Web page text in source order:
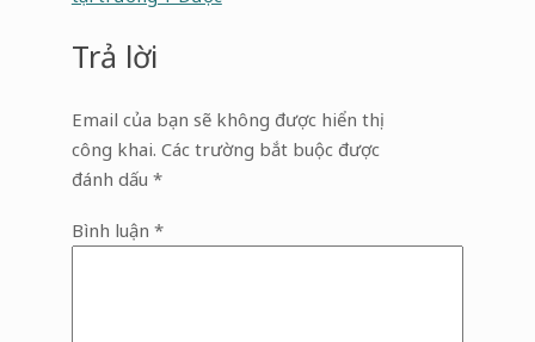
Trả lời
Email của bạn sẽ không được hiển thị
công khai. Các trường bắt buộc được
đánh dấu *
Bình luận *